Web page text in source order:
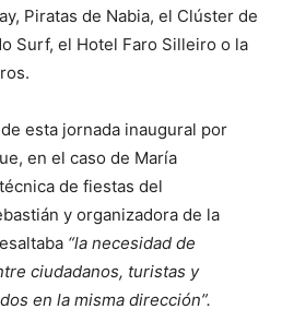
Piratas de Nabia, el Clúster de
Surf, el Hotel Faro Silleiro o la
esta jornada inaugural por
en el caso de María
de fiestas del
y organizadora de la
“la necesidad de
ciudadanos, turistas y
en la misma dirección”.